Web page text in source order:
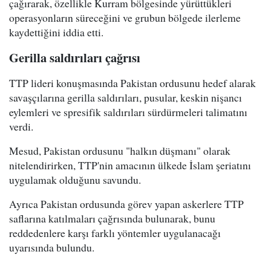
operasyonların süreceğini ve grubun bölgede ilerleme
kaydettiğini iddia etti.
Gerilla saldırıları çağrısı
TTP lideri konuşmasında Pakistan ordusunu hedef alarak
savaşçılarına gerilla saldırıları, pusular, keskin nişancı
eylemleri ve spresifik saldırıları sürdürmeleri talimatını
verdi.
Mesud, Pakistan ordusunu "halkın düşmanı" olarak
nitelendirirken, TTP'nin amacının ülkede İslam şeriatını
uygulamak olduğunu savundu.
Ayrıca Pakistan ordusunda görev yapan askerlere TTP
saflarına katılmaları çağrısında bulunarak, bunu
reddedenlere karşı farklı yöntemler uygulanacağı
uyarısında bulundu.